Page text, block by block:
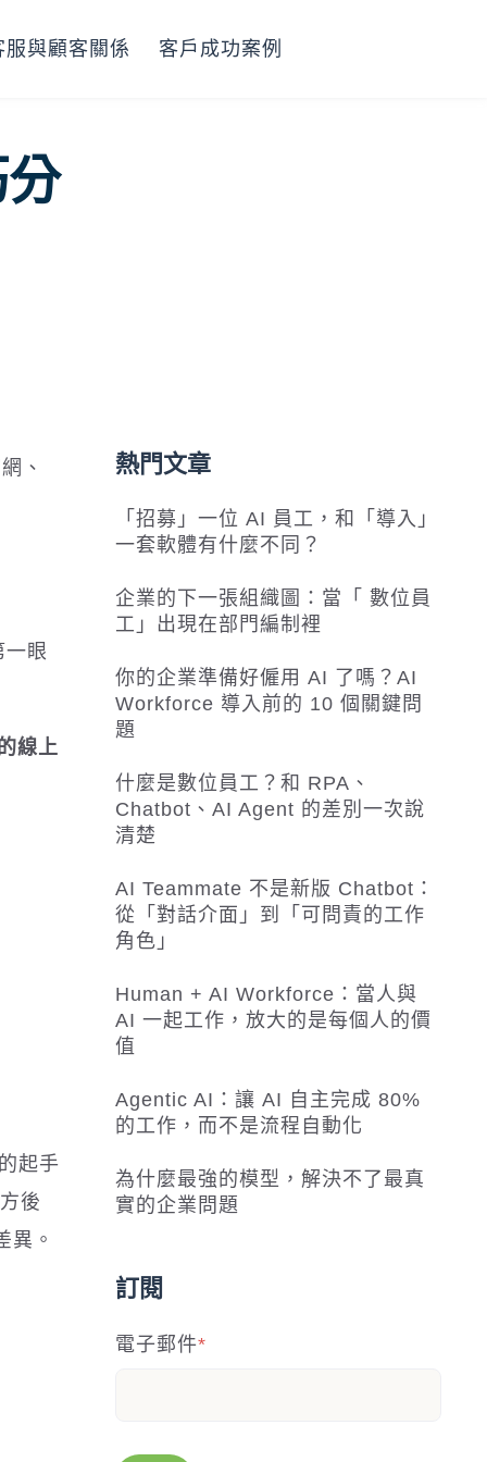
服與顧客關係 客戶成功案例
、
眼
線上
起手
後
異。
熱門文章
「招募」一位 AI 員工，和「導入」
一套軟體有什麼不同？
企業的下一張組織圖：當「 數位員
工」出現在部門編制裡
你的企業準備好僱用 AI 了嗎？AI
Workforce 導入前的 10 個關鍵問
題
什麼是數位員工？和 RPA、
Chatbot、AI Agent 的差別一次說
清楚
AI Teammate 不是新版 Chatbot：
從「對話介面」到「可問責的工作
角色」
Human + AI Workforce：當人與
AI 一起工作，放大的是每個人的價
值
Agentic AI：讓 AI 自主完成 80%
的工作，而不是流程自動化
為什麼最強的模型，解決不了最真
實的企業問題
訂閱
電子郵件*